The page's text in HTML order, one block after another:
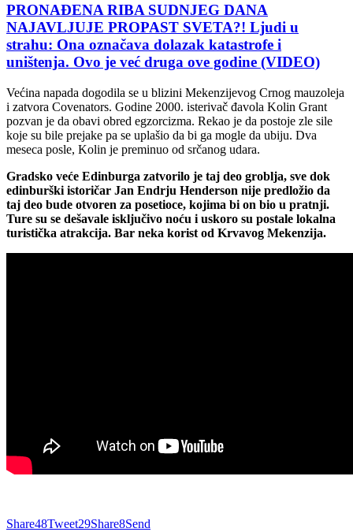
PRONAĐENA RIBA SUDNJEG DANA
NAJAVLJUJE PROPAST SVETA?! Ljudi u
strahu: Ona označava dolazak katastrofe i
uništenja. Ovo je već druga ove godine (VIDEO)
Većina napada dogodila se u blizini Mekenzijevog Crnog mauzoleja
i zatvora Covenators. Godine 2000. isterivač đavola Kolin Grant
pozvan je da obavi obred egzorcizma. Rekao je da postoje zle sile
koje su bile prejake pa se uplašio da bi ga mogle da ubiju. Dva
meseca posle, Kolin je preminuo od srčanog udara.
Gradsko veće Edinburga zatvorilo je taj deo groblja, sve dok
edinburški istoričar Jan Endrju Henderson nije predložio da
taj deo bude otvoren za posetioce, kojima bi on bio u pratnji.
Ture su se dešavale isključivo noću i uskoro su postale lokalna
turistička atrakcija. Bar neka korist od Krvavog Mekenzija.
Share48Tweet29Share8Send